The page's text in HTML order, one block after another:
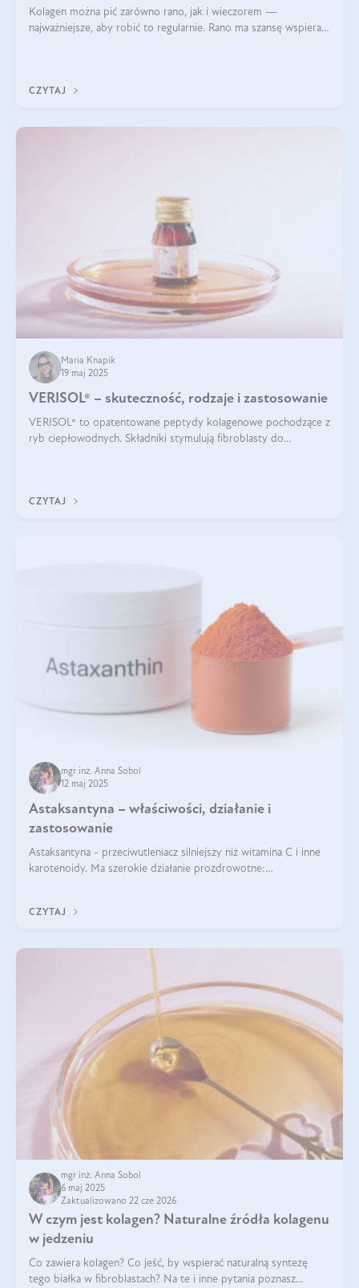
Kolagen można pić zarówno rano, jak i wieczorem —
najważniejsze, aby robić to regularnie. Rano ma szansę wspierać
CZYTAJ
Maria Knapik
19 maj 2025
VERISOL® – skuteczność, rodzaje i zastosowanie
VERISOL® to opatentowane peptydy kolagenowe pochodzące z
ryb ciepłowodnych. Składniki stymulują fibroblasty do
CZYTAJ
mgr inż. Anna Sobol
12 maj 2025
Astaksantyna – właściwości, działanie i
zastosowanie
Astaksantyna - przeciwutleniacz silniejszy niż witamina C i inne
karotenoidy. Ma szerokie działanie prozdrowotne:
CZYTAJ
mgr inż. Anna Sobol
6 maj 2025
Zaktualizowano 22 cze 2026
W czym jest kolagen? Naturalne źródła kolagenu
w jedzeniu
Co zawiera kolagen? Co jeść, by wspierać naturalną syntezę
tego białka w fibroblastach? Na te i inne pytania poznasz